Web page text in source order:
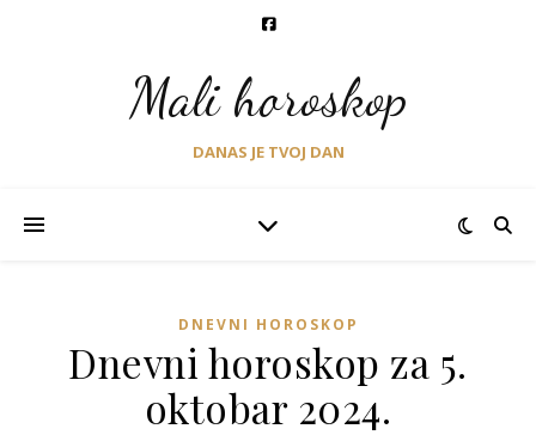
Mali horoskop
DANAS JE TVOJ DAN
DNEVNI HOROSKOP
Dnevni horoskop za 5.
oktobar 2024.